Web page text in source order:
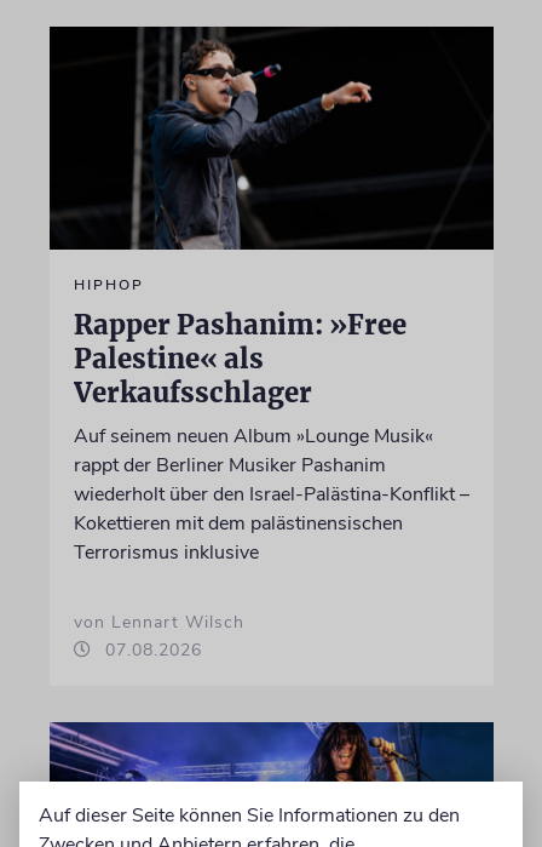
HIPHOP
Rapper Pashanim: »Free
Palestine« als
Verkaufsschlager
Auf seinem neuen Album »Lounge Musik«
rappt der Berliner Musiker Pashanim
wiederholt über den Israel-Palästina-Konflikt –
Kokettieren mit dem palästinensischen
Terrorismus inklusive
von Lennart Wilsch
07.08.2026
Auf dieser Seite können Sie Informationen zu den